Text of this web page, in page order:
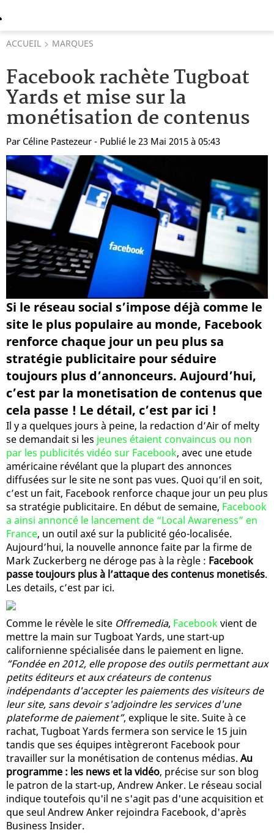
ACCUEIL MARQUES
Facebook rachète Tugboat
Yards et mise sur la
monétisation de contenus
Par Céline Pastezeur - Publié le 23 Mai 2015 à 05:43
Si le réseau social s’impose déjà comme le
site le plus populaire au monde, Facebook
renforce chaque jour un peu plus sa
stratégie publicitaire pour séduire
toujours plus d’annonceurs. Aujourd’hui,
c’est par la monetisation de contenus que
cela passe ! Le détail, c’est par ici !
Il y a quelques jours à peine, la redaction d’Air of melty
se demandait si les jeunes étaient convaincus ou non
par les publicités vidéo sur Facebook, avec une etude
américaine révélant que la plupart des annonces
diffusées sur le site ne sont pas vues. Quoi qu’il en soit,
c’est un fait, Facebook renforce chaque jour un peu plus
sa stratégie publicitaire. En début de semaine, Facebook
a ainsi annoncé le lancement de “Local Awareness” en
France, un outil axé sur la publicité géo-localisée.
Aujourd’hui, la nouvelle annonce faite par la firme de
Mark Zuckerberg ne déroge pas à la règle : Facebook
passe toujours plus à l’attaque des contenus monetisés.
Les details, c’est par ici.
Comme le révèle le site Offremedia, Facebookvient de
mettre la main sur Tugboat Yards, une start-up
californienne spécialisée dans le paiement en ligne.
“Fondée en 2012, elle propose des outils permettant aux
petits éditeurs et aux créateurs de contenus
indépendants d'accepter les paiements des visiteurs de
leur site, sans devoir s'adjoindre les services d'une
plateforme de paiement”, explique le site. Suite à ce
rachat, Tugboat Yards fermera son service le 15 juin
tandis que ses équipes intègreront Facebook pour
travailler sur la monétisation de contenus médias. Au
programme : les news et la vidéo, précise sur son blog
le patron de la start-up, Andrew Anker. Le réseau social
indique toutefois qu'il ne s'agit pas d'une acquisition et
que seul Andrew Anker rejoindra Facebook, d'après
Business Insider.